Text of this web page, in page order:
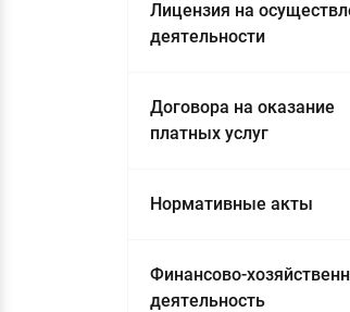
Лицензия на
деятельности
Договора на оказание
платных услуг
Нормативные акты
Финансово-
деятельность